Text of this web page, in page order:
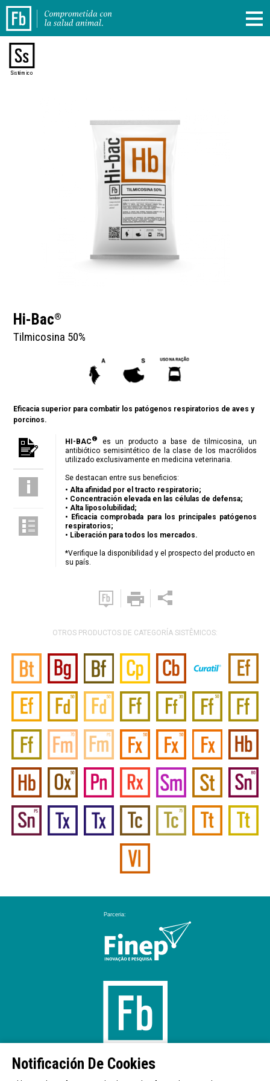
Sistémico
Hi-Bac®
Tilmicosina 50%
Eficacia superior para combatir los patógenos respiratorios de aves y
porcinos.
HI-BAC®
es un producto a base de tilmicosina, un
antibiótico semisintético de la clase de los macrólidos
utilizado exclusivamente en medicina veterinaria.
Se destacan entre sus beneficios:
• Alta afinidad por el tracto respiratorio;
• Concentración elevada en las células de defensa;
• Alta liposolubilidad;
• Eficacia comprobada para los principales patógenos
respiratorios;
• Liberación para todos los mercados.
*Verifique la disponibilidad y el prospecto del producto en
su país.
OTROS PRODUCTOS DE CATEGORÍA SISTÊMICOS:
Notificación De Cookies